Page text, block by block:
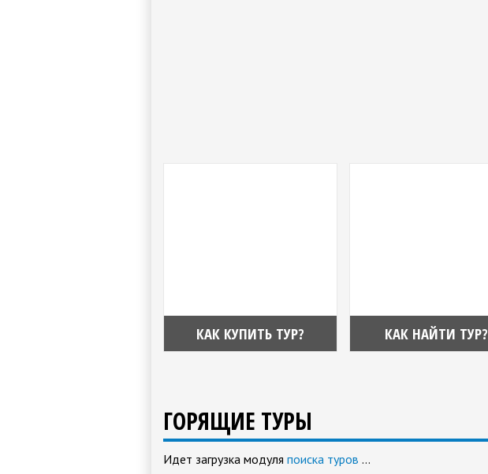
КАК КУПИТЬ ТУР? КАК НАЙТИ ТУР?
ГОРЯЩИЕ ТУРЫ
Идет загрузка модуля поиска туров …